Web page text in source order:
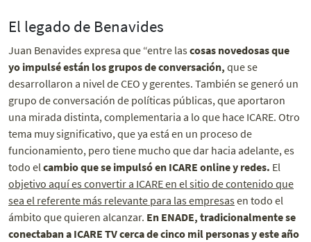
El legado de Benavides
Juan Benavides expresa que “entre lascosas novedosas que
yo impulsé están los grupos de conversación, que se
desarrollaron a nivel de CEO y gerentes. También se generó un
grupo de conversación de políticas públicas, que aportaron
una mirada distinta, complementaria a lo que hace ICARE. Otro
tema muy significativo, que ya está en un proceso de
funcionamiento, pero tiene mucho que dar hacia adelante, es
todo elcambio que se impulsó en ICARE online y redes. El
objetivo aquí es convertir a ICARE en el sitio de contenido que
sea el referente más relevante para las empresasen todo el
ámbito que quieren alcanzar. En ENADE, tradicionalmente se
conectaban a ICARE TV cerca de cinco mil personas y este año